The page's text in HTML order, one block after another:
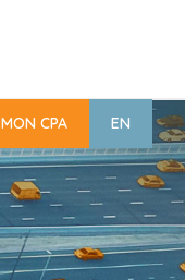
MON CPA EN